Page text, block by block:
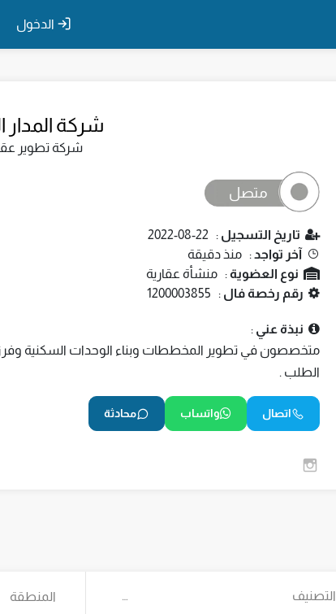
الدخول
شركة المدار
شركة تطوير
متصل
تاريخ التسجيل : 22-08-2022
آخر تواجد: منذ دقيقة
نوع العضوية : منشأة عقارية
رقم رخصة فال : 1200003855
نبذة عني :
متخصصون في تطوير المخططات وبناء الوحدات السكنية
الطلب .
اتصال واتساب محادثة
التصنيف